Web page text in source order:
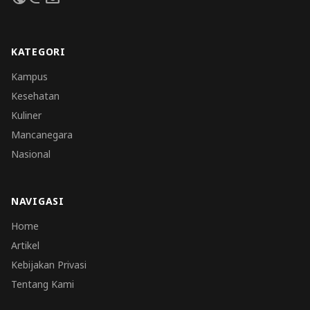
KATEGORI
Kampus
Kesehatan
Kuliner
Mancanegara
Nasional
NAVIGASI
Home
Artikel
Kebijakan Privasi
Tentang Kami